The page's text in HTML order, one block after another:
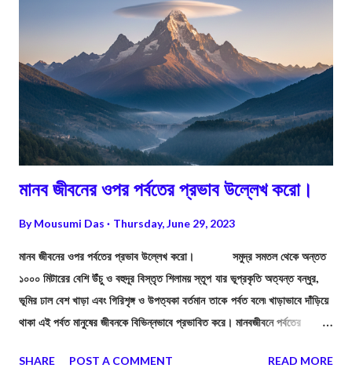
মানব জীবনের ওপর পর্বতের প্রভাব উল্লেখ করো।
ByMousumi Das Thursday, June 29, 2023
মানব জীবনের ওপর পর্বতের প্রভাব উল্লেখ করো। সমুদ্র সমতল থেকে অন্তত
১০০০ মিটারের বেশি উঁচু ও বহুদূর বিস্তৃত শিলাময় স্তূপ যার ভূপ্রকৃতি অত্যন্ত বন্ধুর,
ভূমির ঢাল বেশ খাড়া এবং গিরিশৃঙ্গ ও উপত্যকা বর্তমান তাকে পর্বত বলে৷ খাড়াভাবে দাঁড়িয়ে
থাকা এই পর্বত মানুষের জীবনকে বিভিন্নভাবে প্রভাবিত করে। মানবজীবনে পর্বতের
SHARE POST A COMMENT READ MORE